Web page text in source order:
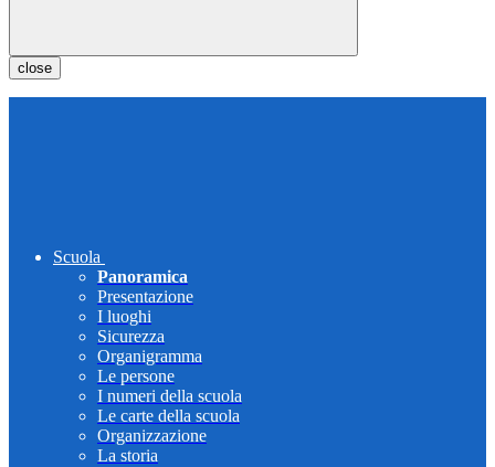
close
Scuola
Panoramica
Presentazione
I luoghi
Sicurezza
Organigramma
Le persone
I numeri della scuola
Le carte della scuola
Organizzazione
La storia